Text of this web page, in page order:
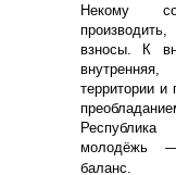
Некому
взносы. К
территории
молодёжь —
баланс.